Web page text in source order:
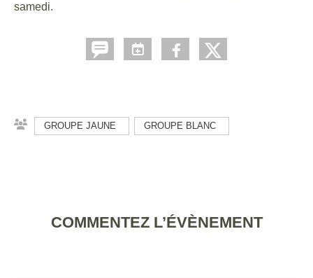
samedi.
GROUPE JAUNE GROUPE BLANC
COMMENTEZ L’ÉVÈNEMENT